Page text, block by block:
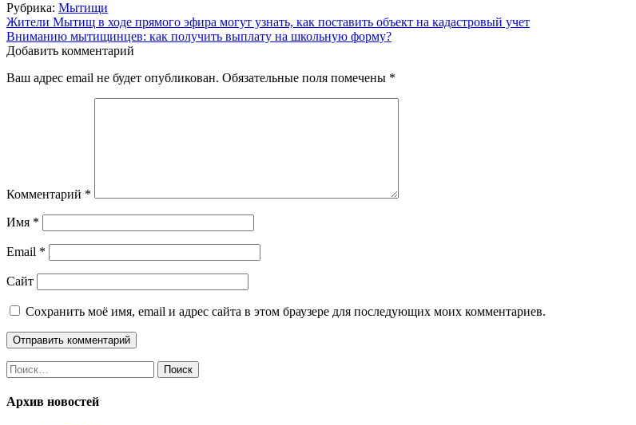
Рубрика: Мытищи
Навигация
по
Жители Мытищ в ходе прямого эфира могут узнать, как поставить объект на кадастровый учет
Вниманию мытищинцев: как получить выплату на школьную форму?
Добавить комментарий
Ваш адрес email не будет опубликован. Обязательные поля помечены *
Комментарий *
Имя *
Email *
Сайт
Сохранить моё имя, email и адрес сайта в этом браузере для последующих моих комментариев.
Найти:
Архив новостей